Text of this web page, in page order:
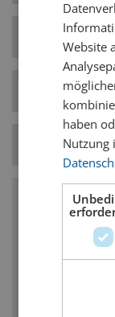
Hefe-Art
Bierstil-
Temperatur
würzig
Website
haben
Nutzung